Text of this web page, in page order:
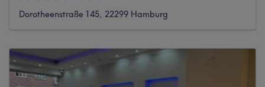
Dorotheenstraße 145, 22299 Hamburg